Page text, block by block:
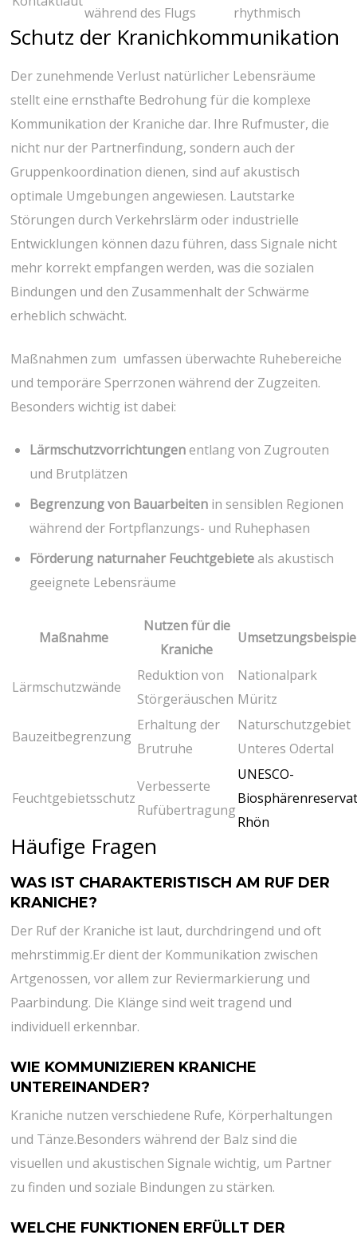
während des Flugs
rhythmisch
Schutz der Kranichkommunikation
Der⁤ zunehmende Verlust natürlicher Lebensräume
stellt eine ernsthafte Bedrohung für die ⁣komplexe
Kommunikation der Kraniche dar. Ihre Rufmuster, die
nicht nur der Partnerfindung, sondern​ auch der
Gruppenkoordination dienen,⁢ sind auf akustisch
optimale Umgebungen angewiesen. Lautstarke
Störungen durch Verkehrslärm oder industrielle
Entwicklungen können dazu führen, dass Signale nicht
mehr korrekt empfangen⁢ werden, was ‍die sozialen
Bindungen ⁢und den Zusammenhalt der Schwärme
erheblich schwächt.
Maßnahmen zum ⁣⁢ umfassen überwachte Ruhebereiche
und⁣ temporäre Sperrzonen während der Zugzeiten.
Besonders wichtig ist dabei:
Lärmschutzvorrichtungenentlang von Zugrouten
und Brutplätzen
Begrenzung von‌ Bauarbeiten in ⁤sensiblen Regionen
während ⁤der ⁣Fortpflanzungs- und Ruhephasen
Förderung ​naturnaher Feuchtgebieteals akustisch
geeignete Lebensräume
Maßnahme
Nutzen für die
Kraniche
Lärmschutzwände
Reduktion von
Störgeräuschen
Nationalpark
Müritz
Bauzeitbegrenzung
Erhaltung ‌der⁣
Brutruhe
Naturschutzgebiet
Unteres Odertal
Feuchtgebietsschutz
Verbesserte
Rufübertragung
UNESCO-
Rhön
Häufige Fragen
WAS IST CHARAKTERISTISCH‍ AM RUF DER
KRANICHE? ⁤
Der Ruf der Kraniche ist laut, durchdringend und oft
mehrstimmig.Er dient der Kommunikation⁤ zwischen
Artgenossen, vor allem zur Reviermarkierung und
Paarbindung. Die Klänge sind‍ weit tragend und
individuell erkennbar.
WIE KOMMUNIZIEREN KRANICHE
UNTEREINANDER?
Kraniche nutzen⁢ verschiedene Rufe, Körperhaltungen
und Tänze.Besonders während der Balz sind die⁢
visuellen und akustischen Signale wichtig, um Partner
zu finden und soziale Bindungen zu stärken.
WELCHE ​FUNKTIONEN ERFÜLLT DER